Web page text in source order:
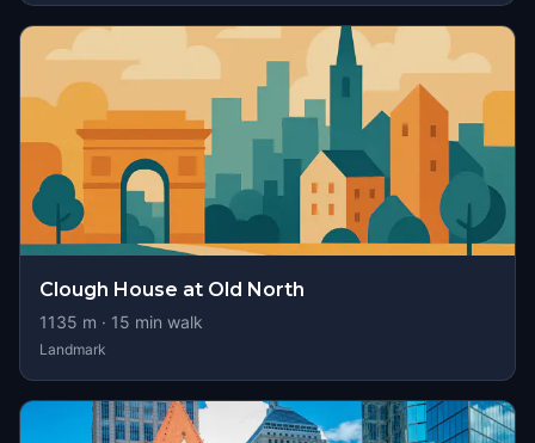
Clough House at Old North
1135 m · 15 min walk
Landmark